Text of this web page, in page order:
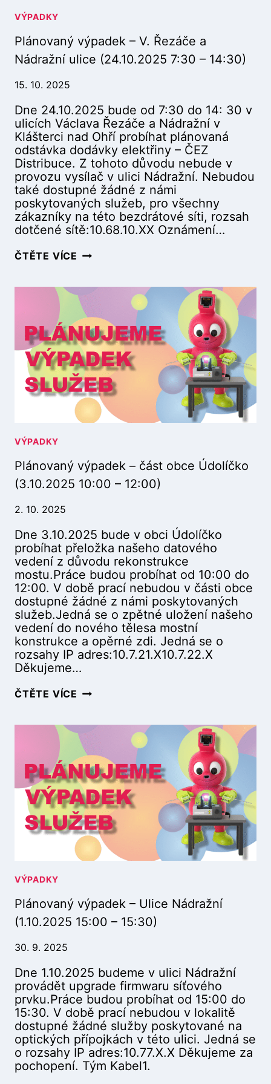
VÝPADKY
Plánovaný výpadek – V. Řezáče a
Nádražní ulice (24.10.2025 7:30 – 14:30)
15. 10. 2025
Dne 24.10.2025 bude od 7:30 do 14: 30 v
ulicích Václava Řezáče a Nádražní v
Klášterci nad Ohří probíhat plánovaná
odstávka dodávky elektřiny – ČEZ
Distribuce. Z tohoto důvodu nebude v
provozu vysílač v ulici Nádražní. Nebudou
také dostupné žádné z námi
poskytovaných služeb, pro všechny
zákazníky na této bezdrátové síti, rozsah
dotčené sítě:10.68.10.XX Oznámení…
ČTĚTE VÍCE P
N
O
V
A
N
Ý
V
Ý
P
A
–
V
Z
Á
Č
E
A
N
Á
D
R
A
I
C
E
(
2
4
.
1
0
.
5
7
–
1
4
:
3
0
)
VÝPADKY
Plánovaný výpadek – část obce Údolíčko
(3.10.2025 10:00 – 12:00)
2. 10. 2025
Dne 3.10.2025 bude v obci Údolíčko
probíhat přeložka našeho datového
vedení z důvodu rekonstrukce
mostu.Práce budou probíhat od 10:00 do
12:00. V době prací nebudou v části obce
dostupné žádné z námi poskytovaných
služeb.Jedná se o zpětné uložení našeho
vedení do nového tělesa mostní
konstrukce a opěrné zdi. Jedná se o
rozsahy IP adres:10.7.21.X10.7.22.X
Děkujeme…
ČTĚTE VÍCE P
N
O
V
A
N
Ý
V
Ý
P
A
–
Č
O
B
C
E
Ú
D
O
VÝPADKY
Plánovaný výpadek – Ulice Nádražní
(1.10.2025 15:00 – 15:30)
30. 9. 2025
Dne 1.10.2025 budeme v ulici Nádražní
provádět upgrade firmwaru síťového
prvku.Práce budou probíhat od 15:00 do
15:30. V době prací nebudou v lokalitě
dostupné žádné služby poskytované na
optických přípojkách v této ulici. Jedná se
o rozsahy IP adres:10.77.X.X Děkujeme za
pochopení. Tým Kabel1.